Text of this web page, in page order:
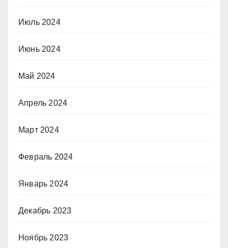
Июль 2024
Июнь 2024
Май 2024
Апрель 2024
Март 2024
Февраль 2024
Январь 2024
Декабрь 2023
Ноябрь 2023